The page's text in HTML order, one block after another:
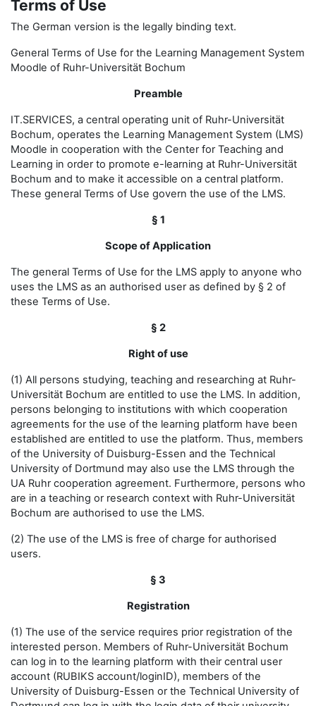
Terms of Use
The German version is the legally binding text.
General Terms of Use for the Learning Management System
Moodle of Ruhr-Universität Bochum
Preamble
IT.SERVICES, a central operating unit of Ruhr-Universität
Bochum, operates the Learning Management System (LMS)
Moodle in cooperation with the Center for Teaching and
Learning in order to promote e-learning at Ruhr-Universität
Bochum and to make it accessible on a central platform.
These general Terms of Use govern the use of the LMS.
§ 1
Scope of Application
The general Terms of Use for the LMS apply to anyone who
uses the LMS as an authorised user as defined by § 2 of
these Terms of Use.
§ 2
Right of use
(1) All persons studying, teaching and researching at Ruhr-
Universität Bochum are entitled to use the LMS. In addition,
persons belonging to institutions with which cooperation
agreements for the use of the learning platform have been
established are entitled to use the platform. Thus, members
of the University of Duisburg-Essen and the Technical
University of Dortmund may also use the LMS through the
UA Ruhr cooperation agreement. Furthermore, persons who
are in a teaching or research context with Ruhr-Universität
Bochum are authorised to use the LMS.
(2) The use of the LMS is free of charge for authorised
users.
§ 3
Registration
(1) The use of the service requires prior registration of the
interested person. Members of Ruhr-Universität Bochum
can log in to the learning platform with their central user
account (RUBIKS account/loginID), members of the
University of Duisburg-Essen or the Technical University of